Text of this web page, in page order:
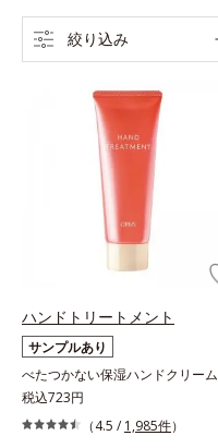
絞り込み
ハンドトリートメント
サンプルあり
べたつかない保湿ハンドクリーム
税込723円
（4.5 / 1,985件）